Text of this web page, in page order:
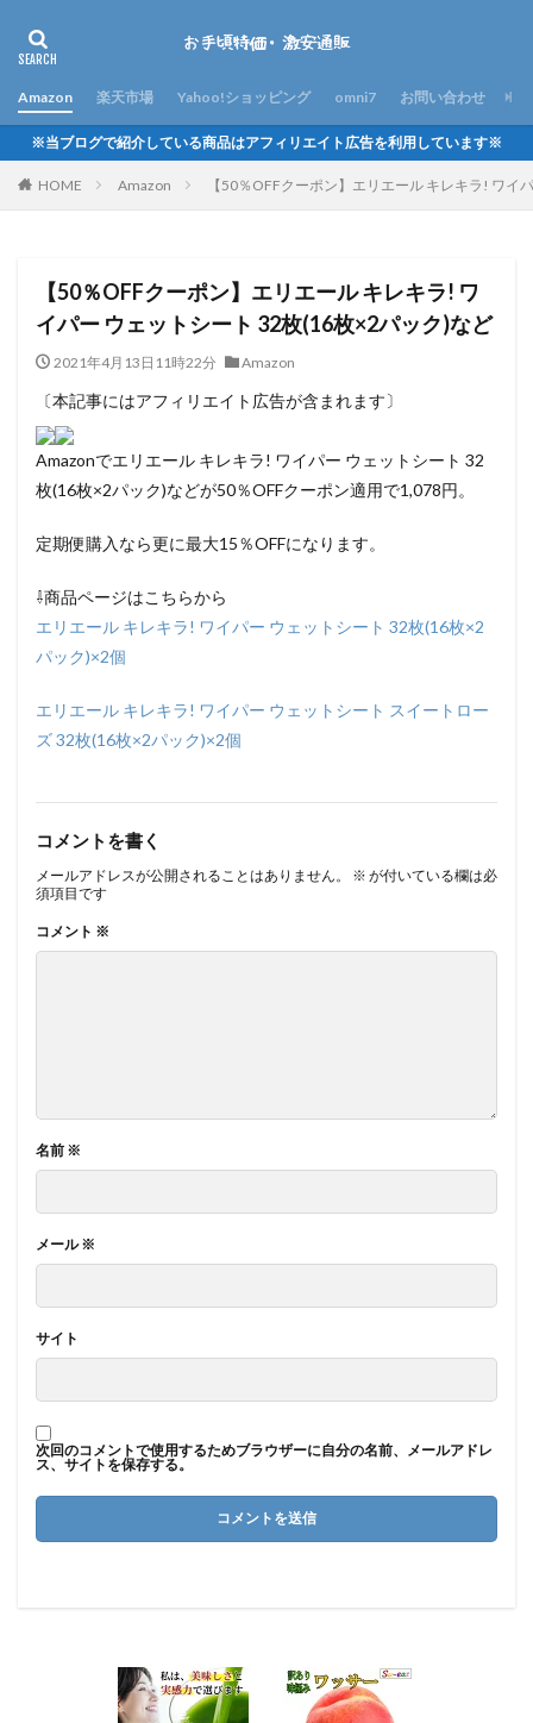
Amazon 楽天市場 Yahoo!ショッピング omni7 お問い合わせ
※当ブログで紹介している商品はアフィリエイト広告を利用しています※
HOME Amazon 【50％OFFクーポン】エリエール キレキラ! ワ
【50％OFFクーポン】エリエール キレキラ! ワ
イパー ウェットシート 32枚(16枚×2パック)など
2021年4月13日11時22分 Amazon
〔本記事にはアフィリエイト広告が含まれます〕
Amazonでエリエール キレキラ! ワイパー ウェットシート 32
枚(16枚×2パック)などが50％OFFクーポン適用で1,078円。
定期便購入なら更に最大15％OFFになります。
⇩商品ページはこちらから
エリエール キレキラ! ワイパー ウェットシート 32枚(16枚×2
パック)×2個
エリエール キレキラ! ワイパー ウェットシート スイートロー
ズ 32枚(16枚×2パック)×2個
コメントを書く
メールアドレスが公開されることはありません。 ※ が付いている欄は必
須項目です
コメント ※
名前 ※
メール※
サイト
次回のコメントで使用するためブラウザーに自分の名前、メールアドレ
ス、サイトを保存する。